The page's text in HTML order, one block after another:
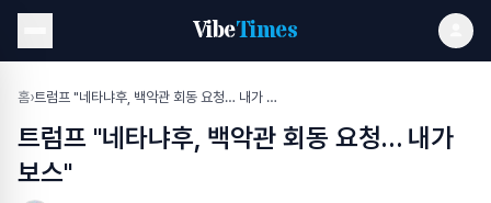
VibeTimes
홈› 트럼프 "네타냐후, 백악관 회동 요청… 내가 보스"
트럼프 "네타냐후, 백악관 회동 요청… 내가
보스"